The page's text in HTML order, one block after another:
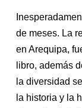
de meses. La
en Arequipa,
libro, además
la diversidad
la historia y la